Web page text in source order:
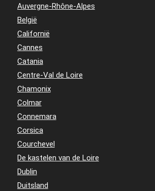
Auvergne-Rhône-Alpes
België
Californië
Cannes
Catania
Centre-Val de Loire
Chamonix
Colmar
Connemara
Corsica
Courchevel
De kastelen van de Loire
Dublin
Duitsland